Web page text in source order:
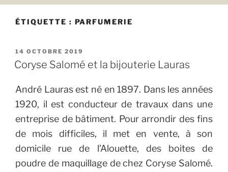
ÉTIQUETTE : PARFUMERIE
PUBLIÉ
LE
14 OCTOBRE 2019
Coryse Salomé et la bijouterie Lauras
André Lauras est né en 1897. Dans les années
1920, il est conducteur de travaux dans une
entreprise de bâtiment. Pour arrondir des fins
de mois difficiles, il met en vente, à son
domicile rue de l’Alouette, des boites de
poudre de maquillage de chez Coryse Salomé.